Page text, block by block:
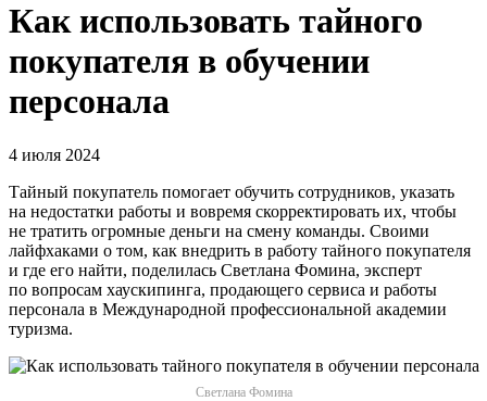
Как использовать тайного
покупателя‎ в обучении
персонала
4 июля 2024
Тайный покупатель помогает обучить сотрудников, указать
на недостатки работы и вовремя скорректировать их, чтобы
не тратить огромные деньги на смену команды. Своими
лайфхаками о том, как внедрить в работу тайного покупателя
и где его найти, поделилась Светлана Фомина, эксперт
по вопросам хаускипинга, продающего сервиса и работы
персонала в Международной профессиональной академии
туризма.
Светлана Фомина